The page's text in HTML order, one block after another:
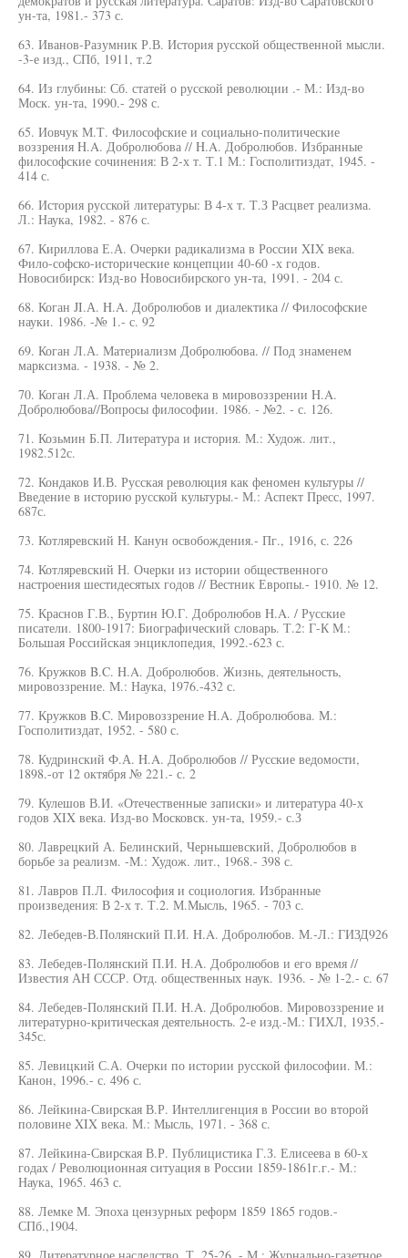
ун-та, 1981.- 373 с.
63. Иванов-Разумник Р.В. История русской общественной мысли.
-3-е изд., СПб, 1911, т.2
64. Из глубины: Сб. статей о русской революции .- М.: Изд-во
Моск. ун-та, 1990.- 298 с.
65. Иовчук М.Т. Философские и социально-политические
воззрения H.A. Добролюбова // H.A. Добролюбов. Избранные
философские сочинения: В 2-х т. Т.1 М.: Госполитиздат, 1945. -
414 с.
66. История русской литературы: В 4-х т. Т.З Расцвет реализма.
Л.: Наука, 1982. - 876 с.
67. Кириллова Е.А. Очерки радикализма в России XIX века.
Фило-софско-исторические концепции 40-60 -х годов.
Новосибирск: Изд-во Новосибирского ун-та, 1991. - 204 с.
68. Коган JI.А. H.A. Добролюбов и диалектика // Философские
науки. 1986. -№ 1.- с. 92
69. Коган Л.А. Материализм Добролюбова. // Под знаменем
марксизма. - 1938. - № 2.
70. Коган Л.А. Проблема человека в мировоззрении H.A.
Добролюбова//Вопросы философии. 1986. - №2. - с. 126.
71. Козьмин Б.П. Литература и история. М.: Худож. лит.,
1982.512с.
72. Кондаков И.В. Русская революция как феномен культуры //
Введение в историю русской культуры.- М.: Аспект Пресс, 1997.
687с.
73. Котляревский Н. Канун освобождения.- Пг., 1916, с. 226
74. Котляревский Н. Очерки из истории общественного
настроения шестидесятых годов // Вестник Европы.- 1910. № 12.
75. Краснов Г.В., Буртин Ю.Г. Добролюбов H.A. / Русские
писатели. 1800-1917: Биографический словарь. Т.2: Г-К М.:
Большая Российская энциклопедия, 1992.-623 с.
76. Кружков B.C. H.A. Добролюбов. Жизнь, деятельность,
мировоззрение. М.: Наука, 1976.-432 с.
77. Кружков B.C. Мировоззрение H.A. Добролюбова. М.:
Госполитиздат, 1952. - 580 с.
78. Кудринский Ф.А. H.A. Добролюбов // Русские ведомости,
1898.-от 12 октября № 221.- с. 2
79. Кулешов В.И. «Отечественные записки» и литература 40-х
годов XIX века. Изд-во Московск. ун-та, 1959.- с.З
80. Лаврецкий А. Белинский, Чернышевский, Добролюбов в
борьбе за реализм. -М.: Худож. лит., 1968.- 398 с.
81. Лавров П.Л. Философия и социология. Избранные
произведения: В 2-х т. Т.2. М.Мысль, 1965. - 703 с.
82. Лебедев-В.Полянский П.И. H.A. Добролюбов. М.-Л.: ГИЗД926
83. Лебедев-Полянский П.И. H.A. Добролюбов и его время //
Известия АН СССР. Отд. общественных наук. 1936. - № 1-2.- с. 67
84. Лебедев-Полянский П.И. H.A. Добролюбов. Мировоззрение и
литературно-критическая деятельность. 2-е изд.-М.: ГИХЛ, 1935.-
345с.
85. Левицкий С.А. Очерки по истории русской философии. М.:
Канон, 1996.- с. 496 с.
86. Лейкина-Свирская В.Р. Интеллигенция в России во второй
половине XIX века. М.: Мысль, 1971. - 368 с.
87. Лейкина-Свирская В.Р. Публицистика Г.З. Елисеева в 60-х
годах / Революционная ситуация в России 1859-1861г.г.- М.:
Наука, 1965. 463 с.
88. Лемке М. Эпоха цензурных реформ 1859 1865 годов.-
СПб.,1904.